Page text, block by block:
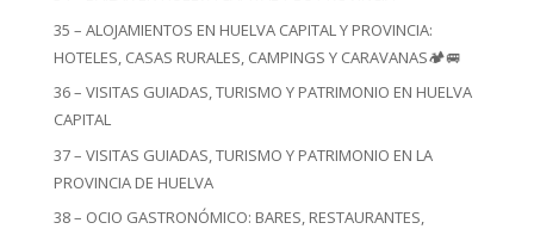
35 – ALOJAMIENTOS EN HUELVA CAPITAL Y PROVINCIA:
HOTELES, CASAS RURALES, CAMPINGS Y CARAVANAS🏕️🚐
36 – VISITAS GUIADAS, TURISMO Y PATRIMONIO EN HUELVA
CAPITAL
37 – VISITAS GUIADAS, TURISMO Y PATRIMONIO EN LA
PROVINCIA DE HUELVA
38 – OCIO GASTRONÓMICO: BARES, RESTAURANTES,